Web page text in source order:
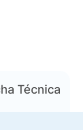
Técnica